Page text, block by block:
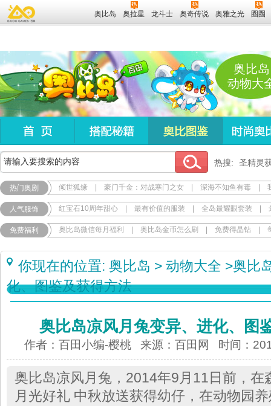
奥比岛 奥拉星 龙斗士 奥奇传说 奥雅之光 圈圈
奥比岛
动物大
热搜: 圣精灵
热门奥剧 倾世狐缘 豪门千金：对战寒门之女 深海不知鱼有毒
人气服饰 红宝石10周年甜心 最有价值的服装 全岛最耀眼套装
免费福利 奥比岛微信每月福利 奥比岛金币怎么刷 免费得晶钻
你现在的位置: 奥比岛 > 动物大全 >奥比
化、图鉴及获得方法
奥比岛凉风月兔变异、进化、图
作者：百田小编-樱桃 来源：百田网 时间：
奥比岛凉风月兔，2014年9月11日前，在
月光好礼 中秋放送获得幼仔，在动物园